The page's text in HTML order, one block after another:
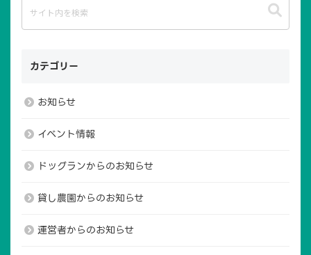
カテゴリー
お知らせ
イベント情報
ドッグランからのお知らせ
貸し農園からのお知らせ
運営者からのお知らせ